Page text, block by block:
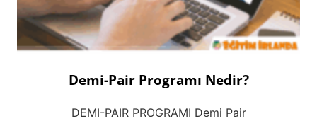
Demi-Pair Programı Nedir?
DEMI-PAIR PROGRAMI Demi Pair